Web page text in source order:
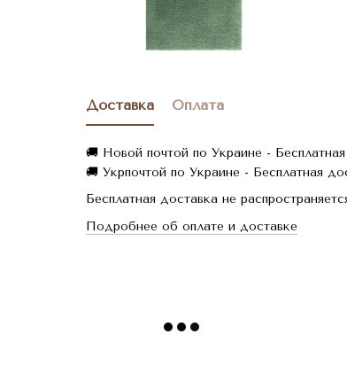
Доставка Оплата
🚚 Новой почтой по Украине -
🚚 Укрпочтой по Украине - Бесплатная
Бесплатная доставка не
Подробнее об оплате и доставке